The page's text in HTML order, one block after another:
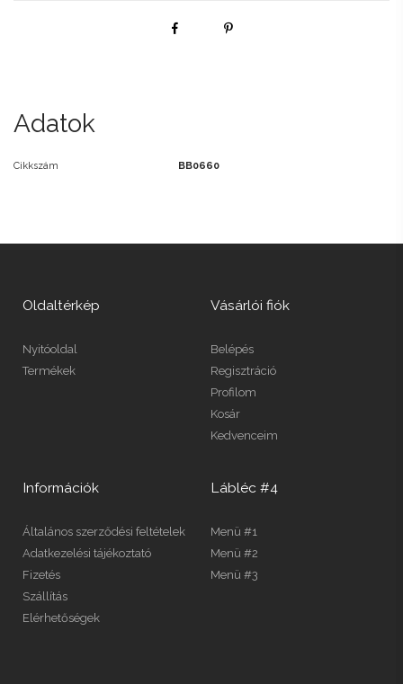
Adatok
Cikkszám BB0660
Oldaltérkép
Nyitóoldal
Termékek
Vásárlói fiók
Belépés
Regisztráció
Profilom
Kosár
Kedvenceim
Információk
Általános szerződési feltételek
Adatkezelési tájékoztató
Fizetés
Szállítás
Elérhetőségek
Lábléc #4
Menü #1
Menü #2
Menü #3